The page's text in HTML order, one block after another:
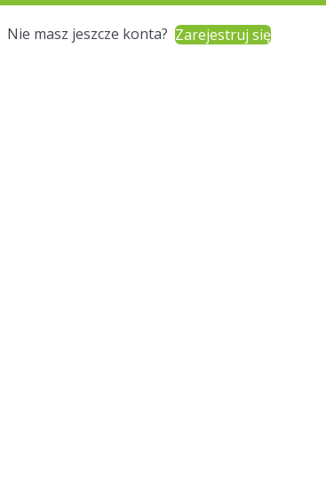
Nie masz jeszcze konta? Zarejestruj się